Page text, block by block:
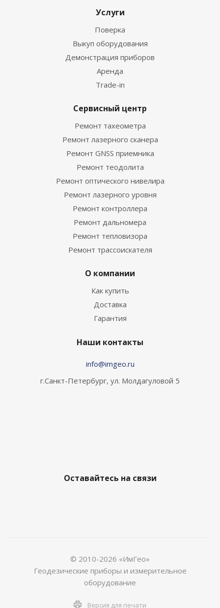
Услуги
Поверка
Выкуп оборудования
Демонстрация приборов
Аренда
Trade-in
Сервисный центр
Ремонт тахеометра
Ремонт лазерного сканера
Ремонт GNSS приемника
Ремонт теодолита
Ремонт оптического нивелира
Ремонт лазерного уровня
Ремонт контроллера
Ремонт дальномера
Ремонт тепловизора
Ремонт трассоискателя
О компании
Как купить
Доставка
Гарантия
Наши контакты
info@imgeo.ru
г.Санкт-Петербург, ул. Молдагуловой 5
Оставайтесь на связи
© 2010-2026 «ИмГео»
Геодезические приборы и измерительное
оборудование
Версия для печати